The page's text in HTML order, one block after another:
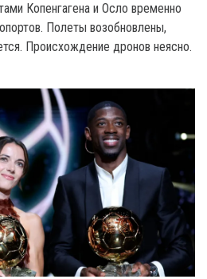
Копенгагена и Осло временно
Полеты возобновлены,
Происхождение дронов неясно.